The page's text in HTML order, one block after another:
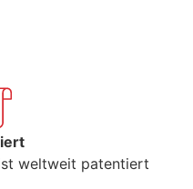
weltweit patentiert